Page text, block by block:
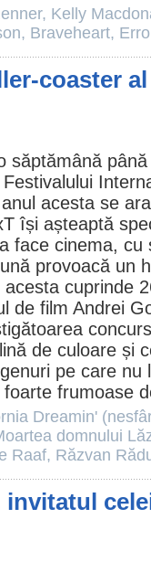
, Kelly
, Braveheart,
coaster
săptămână
Festivalului
acesta se
își așteaptă
face cinema, cu
provoacă un
cuprinde
de film Andrei
de culoare și
pe care
frumoase
Dreamin'
domnului
Raaf, Răzvan